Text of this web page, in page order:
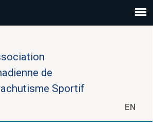
de
Sportif
EN
recherche